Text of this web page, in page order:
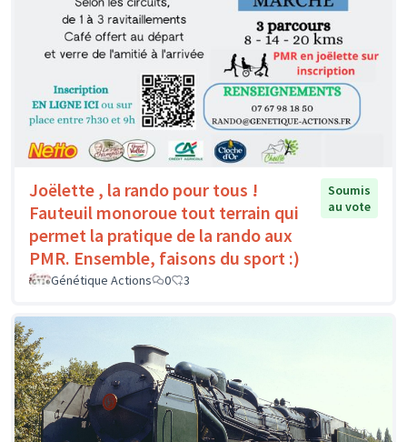
Joëlette , la rando pour tous !
Fauteuil monoroue tout terrain qui
permet la pratique de la rando aux
PMR. Ensemble, faisons du sport :)
Soumis
au vote
Génétique Actions 0 3